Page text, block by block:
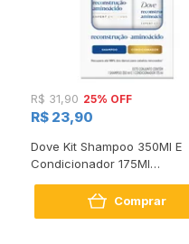
R$ 31,90 25% OFF
R$ 23,90
Dove Kit Shampoo 350Ml E
Condicionador 175Ml
Comprar